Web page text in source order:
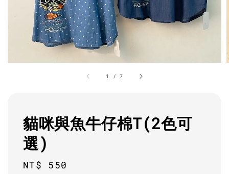
1 /7
貓咪與魚牛仔棉T(2色可
選)
Regular
NT$ 550